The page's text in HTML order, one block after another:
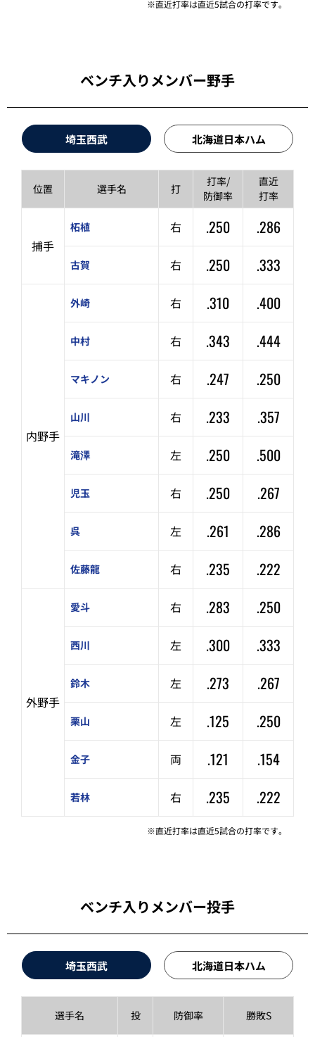
※直近打率は直近5試合の打率です。
ベンチ入りメンバー野手
埼玉西武 北海道日本ハム
位置 選手名 打
打率/
防御率
直近
打率
捕手
柘植 右 .250 .286
古賀 右 .250 .333
内野手
外崎 右 .310 .400
中村 右 .343 .444
マキノン 右 .247 .250
山川 右 .233 .357
滝澤 左 .250 .500
児玉 右 .250 .267
呉 左 .261 .286
佐藤龍 右 .235 .222
外野手
愛斗 右 .283 .250
西川 左 .300 .333
鈴木 左 .273 .267
栗山 左 .125 .250
金子 両 .121 .154
若林 右 .235 .222
※直近打率は直近5試合の打率です。
ベンチ入りメンバー投手
埼玉西武 北海道日本ハム
選手名 投 防御率 勝敗S